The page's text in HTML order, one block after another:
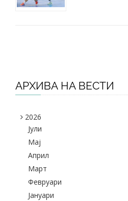
АРХИВА НА ВЕСТИ
2026
Јули
Maj
Април
Март
Февруари
Јануари